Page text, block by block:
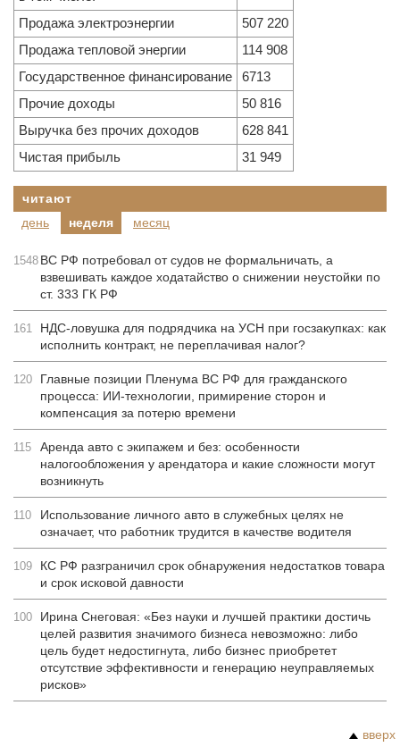
Продажа электроэнергии
507 220
Продажа тепловой энергии
114 908
Государственное финансирование
6713
Прочие доходы
50 816
Выручка без прочих доходов
628 841
Чистая прибыль
31 949
читают
день
неделя месяц
1548 ВС РФ потребовал от судов не формальничать, а
взвешивать каждое ходатайство о снижении неустойки по
ст. 333 ГК РФ
161
НДС-ловушка для подрядчика на УСН при госзакупках: как
исполнить контракт, не переплачивая налог?
120
Главные позиции Пленума ВС РФ для гражданского
процесса: ИИ-технологии, примирение сторон и
компенсация за потерю времени
115
Аренда авто с экипажем и без: особенности
налогообложения у арендатора и какие сложности могут
возникнуть
110
Использование личного авто в служебных целях не
означает, что работник трудится в качестве водителя
109
КС РФ разграничил срок обнаружения недостатков товара
и срок исковой давности
100
Ирина Снеговая: «Без науки и лучшей практики достичь
целей развития значимого бизнеса невозможно: либо
цель будет недостигнута, либо бизнес приобретет
отсутствие эффективности и генерацию неуправляемых
рисков»
вверх